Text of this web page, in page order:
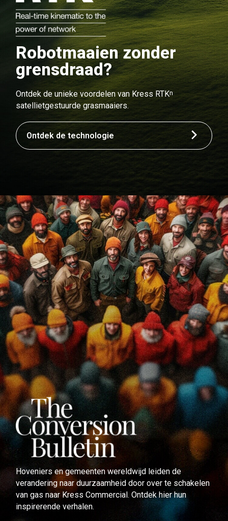
Robotmaaien zonder
grensdraad?
Ontdek de unieke voordelen van Kress RTKn
satellietgestuurde grasmaaiers.
Ontdek de technologie
Hoveniers en gemeenten wereldwijd leiden de
verandering naar duurzaamheid door over te schakelen
van gas naar Kress Commercial. Ontdek hier hun
inspirerende verhalen.